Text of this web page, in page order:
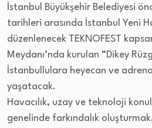
İstanbul Büyükşehir Belediyesi
tarihleri arasında İstanbul Yeni
düzenlenecek TEKNOFEST
Meydanı’nda kurulan “Dikey
İstanbullulara heyecan ve
yaşatacak.
Havacılık, uzay ve teknoloji
genelinde farkındalık